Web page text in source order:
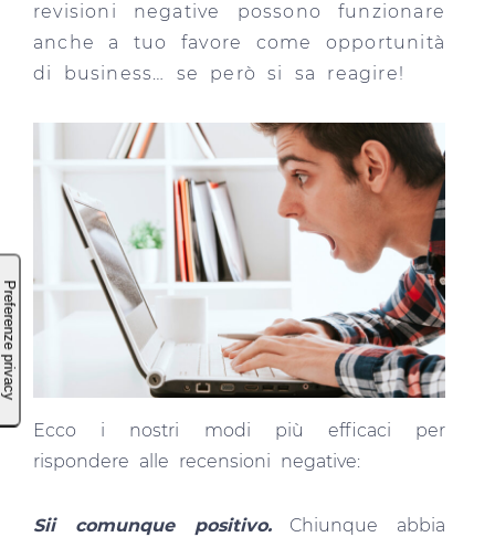
revisioni negative possono funzionare
anche a tuo favore come opportunità
di business… se però si sa reagire!
Ecco i nostri modi più efficaci per
rispondere alle recensioni negative:
Sii comunque positivo.Chiunque abbia